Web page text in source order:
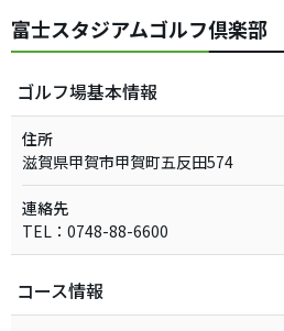
富士スタジアムゴルフ倶楽部
ゴルフ場基本情報
住所
滋賀県甲賀市甲賀町五反田574
連絡先
TEL：0748-88-6600
コース情報